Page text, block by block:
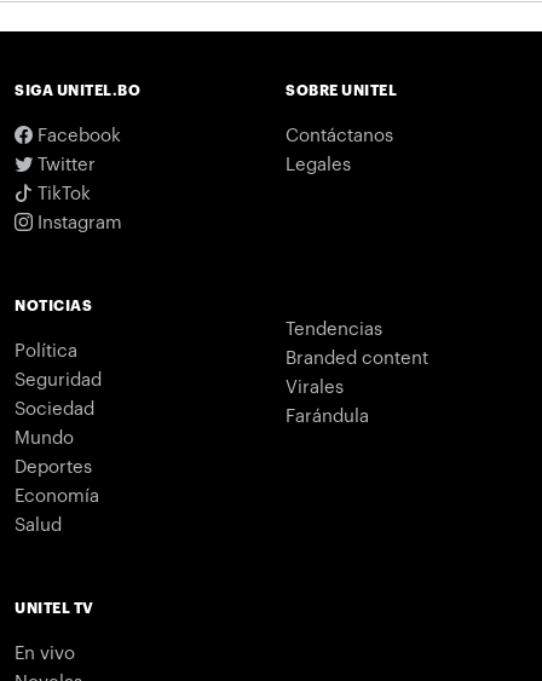
SIGA UNITEL.BO
Facebook
Twitter
TikTok
Instagram
SOBRE UNITEL
Contáctanos
Legales
NOTICIAS
Política
Seguridad
Sociedad
Mundo
Deportes
Economía
Salud
Tendencias
Branded content
Virales
Farándula
UNITEL TV
En vivo